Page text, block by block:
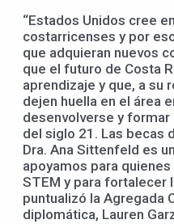
“Estados Unidos cree
costarricenses y por
que adquieran nuevos
que el futuro de Costa
aprendizaje y que, a su
dejen huella en el área
desenvolverse y
del siglo 21. Las becas
Dra. Ana Sittenfeld es
apoyamos para
STEM y para fortalecer
puntualizó la Agregada
diplomática, Lauren